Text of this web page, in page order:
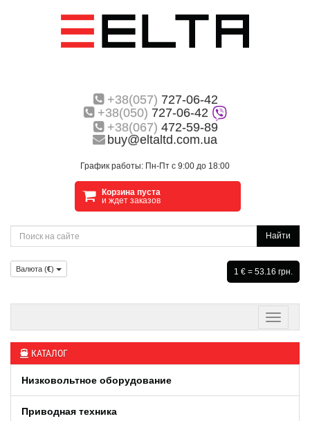
+38(057) 727-06-42
+38(050) 727-06-42
+38(067) 472-59-89
buy@eltaltd.com.ua
График работы: Пн-Пт с 9:00 до 18:00
Корзина пуста
и ждет заказов
Найти
Валюта (€) 1 € = 53.16 грн.
КАТАЛОГ
Низковольтное оборудование
Приводная техника